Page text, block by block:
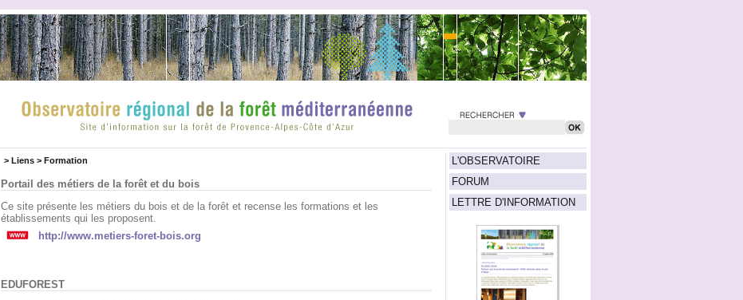
L'OBSERVATOIRE
FORUM
LETTRE D'INFORMATION
> Liens> Formation
Portail des métiers de la forêt et du bois
Ce site présente les métiers du bois et de la forêt et recense les formations et les
établissements qui les proposent.
http://www.metiers-foret-bois.org
EDUFOREST